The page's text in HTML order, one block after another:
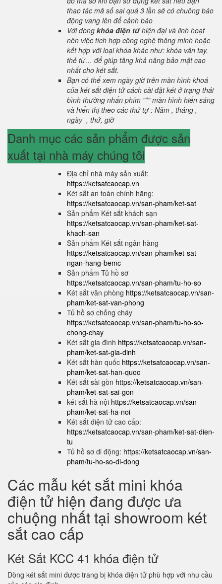
thao tác mã số sai quá 3 lần sẽ có chuông báo
động vang lên để cảnh báo
Với dòng khóa điện tửhiện đại và linh hoạt
nên việc tích hợp công nghệ thông minh hoặc
kết hợp với loại khóa khác như: khóa vân tay,
thẻ từ… để giúp tăng khả năng bảo mật cao
nhất cho két sắt.
Bạn có thể xem ngày giờ trên màn hình khoá
của két sắt điện tử cách cài đặt két ở trạng thái
bình thường nhấn phím "*" màn hình hiển sáng
và hiển thị theo các thứ tự : Năm , tháng ,
ngày , thứ, giờ
Danh mục các sản phẩm được sản
xuất tại nhà máy chúng tôi
Địa chỉ nhà máy sản xuất:
https://ketsatcaocap.vn
Két sắt an toàn chính hãng:
https://ketsatcaocap.vn/san-pham/ket-sat
Sản phẩm Két sắt khách sạn
https://ketsatcaocap.vn/san-pham/ket-sat-
khach-san
Sản phẩm Két sắt ngân hàng
https://ketsatcaocap.vn/san-pham/ket-sat-
ngan-hang-bemc
Sản phẩm Tủ hồ sơ
https://ketsatcaocap.vn/san-pham/tu-ho-so
Két sắt văn phòng https://ketsatcaocap.vn/san-
pham/ket-sat-van-phong
Tủ hồ sơ chống cháy
https://ketsatcaocap.vn/san-pham/tu-ho-so-
chong-chay
Két sắt gia đình https://ketsatcaocap.vn/san-
pham/ket-sat-gia-dinh
Két sắt hàn quốc https://ketsatcaocap.vn/san-
pham/ket-sat-han-quoc
Két sắt sài gòn https://ketsatcaocap.vn/san-
pham/ket-sat-sai-gon
két sắt hà nội https://ketsatcaocap.vn/san-
pham/ket-sat-ha-noi
Két sắt điện tử cao cấp:
https://ketsatcaocap.vn/san-pham/ket-sat-dien-
tu
Tủ hồ sơ di động: https://ketsatcaocap.vn/san-
pham/tu-ho-so-di-dong
Các mẫu két sắt mini khóa
điện tử hiện đang được ưa
chuộng nhất tại showroom két
sắt cao cấp
Két Sắt KCC 41 khóa điện tử
Dòng két sắt mini được trang bị khóa điện tử phù hợp với nhu cầu